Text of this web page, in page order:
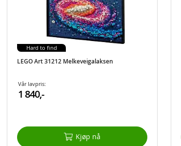
LEGO Art 31212 Melkeveigalaksen
Vår lavpris:
1 840,-
Kjøp nå
Hard to find